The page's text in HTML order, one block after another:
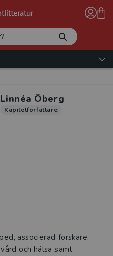
Linnéa Öberg
Kapitelförfattare
associerad forskare,
och hälsa samt